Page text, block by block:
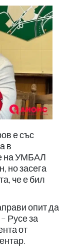
е със
в
на УМБАЛ
но засега
че е бил
опит да
Русе за
от